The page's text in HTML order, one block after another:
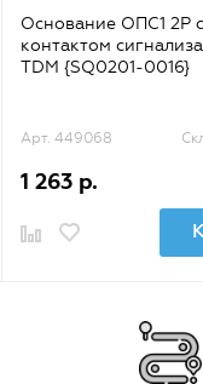
Основание ОПС1 2Р с
контактом
TDM {SQ0201-0016}
Арт. 449068
1 263 р.